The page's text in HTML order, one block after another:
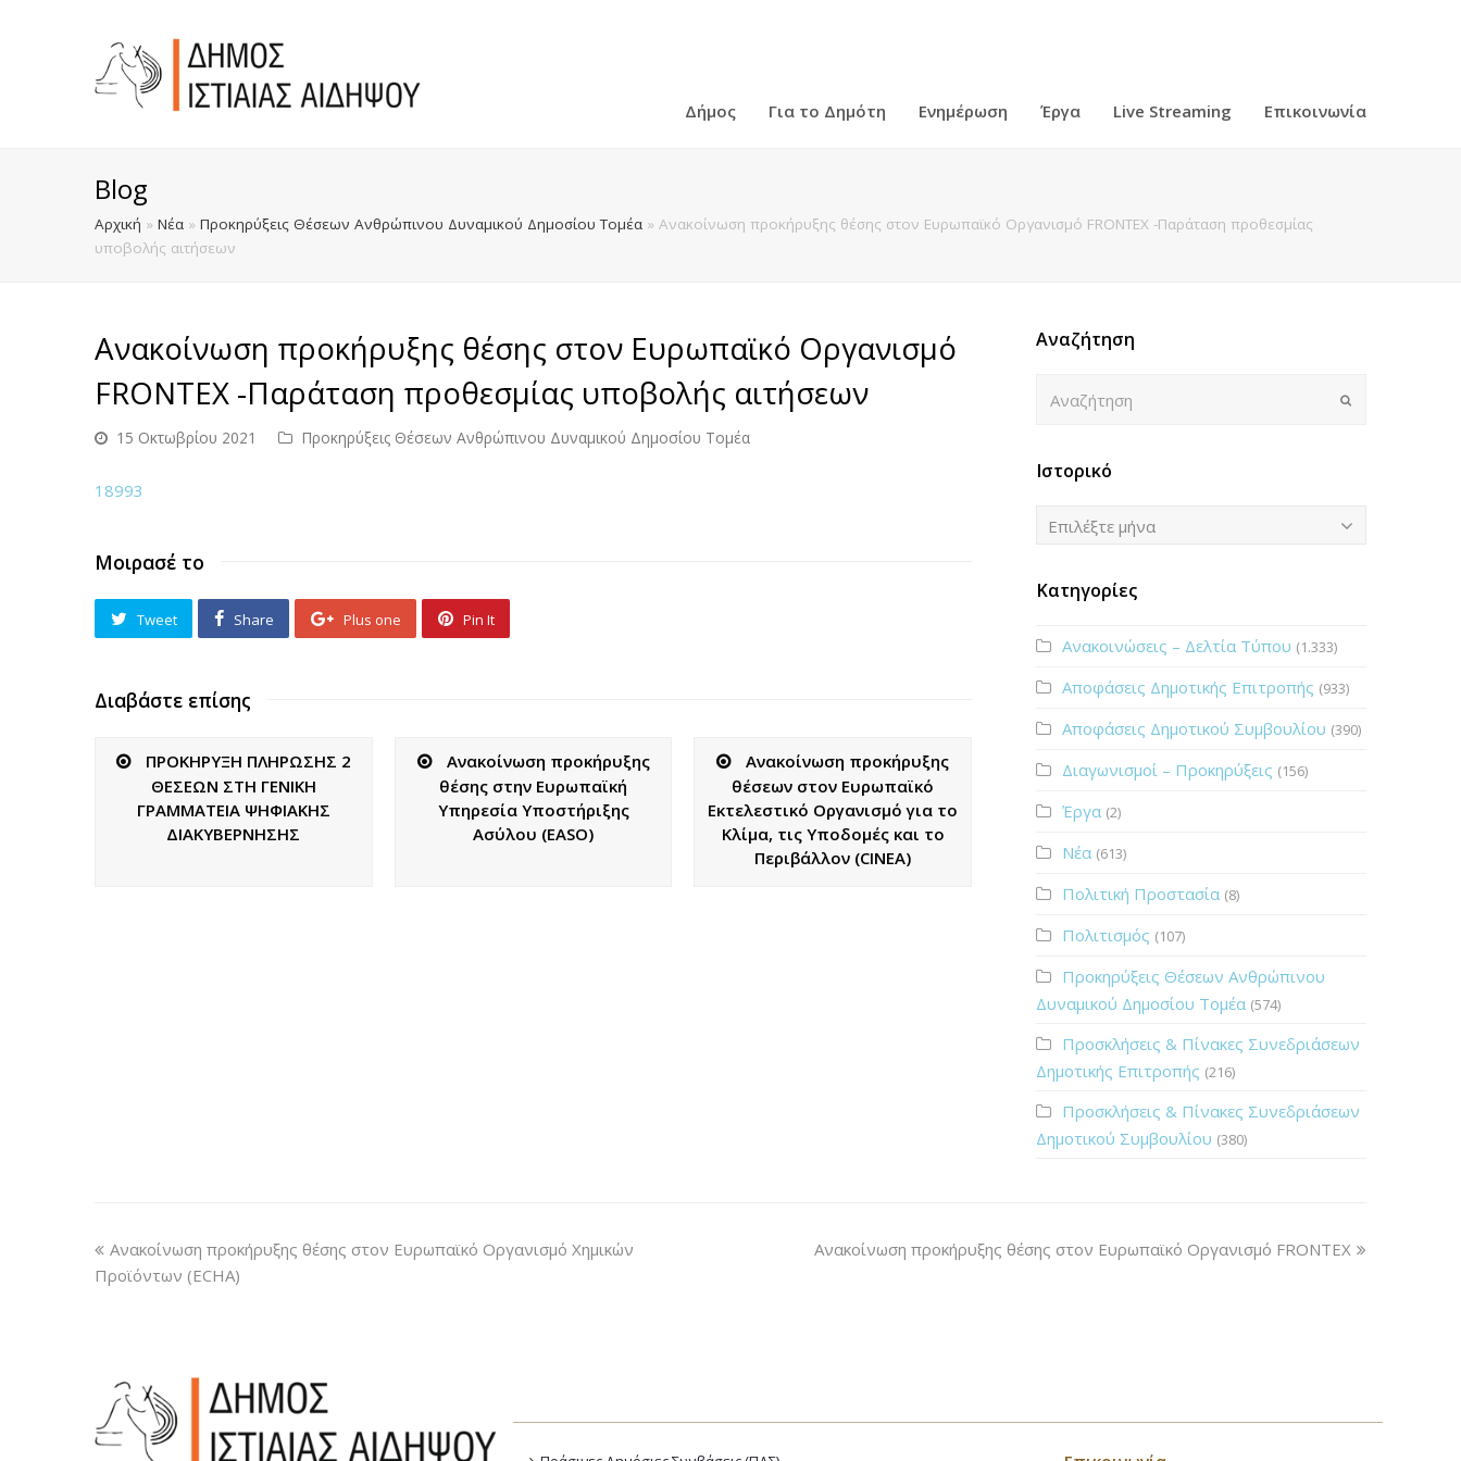
Δήμος Για το Δημότη Ενημέρωση Έργα Live Streaming Επικοινωνία
Blog
Αρχική » Νέα » Προκηρύξεις Θέσεων Ανθρώπινου Δυναμικού Δημοσίου Τομέα » Ανακοίνωση προκήρυξης θέσης στoν Ευρωπαϊκό Οργανισμό FRONTEX -Παράταση προθεσμίας
υποβολής αιτήσεων
Ανακοίνωση προκήρυξης θέσης στoν Ευρωπαϊκό Οργανισμό
FRONTEX -Παράταση προθεσμίας υποβολής αιτήσεων
15 Οκτωβρίου 2021 Προκηρύξεις Θέσεων Ανθρώπινου Δυναμικού Δημοσίου Τομέα
18993
Μοιρασέ το
Tweet Share Plus one Pin It
Διαβάστε επίσης
ΠΡΟΚΗΡΥΞΗ ΠΛΗΡΩΣΗΣ 2
ΘΕΣΕΩΝ ΣΤΗ ΓΕΝΙΚΗ
ΓΡΑΜΜΑΤΕΙΑ ΨΗΦΙΑΚΗΣ
ΔΙΑΚΥΒΕΡΝΗΣΗΣ
Ανακοίνωση προκήρυξης
θέσης στην Ευρωπαϊκή
Υπηρεσία Υποστήριξης
Ασύλου (EASO)
Ανακοίνωση προκήρυξης
θέσεων στον Ευρωπαϊκό
Εκτελεστικό Οργανισμό για το
Κλίμα, τις Υποδομές και το
Περιβάλλον (CINEA)
Αναζήτηση
Ιστορικό
Ιστορικό
Επιλέξτε μήνα
Κατηγορίες
Ανακοινώσεις – Δελτία Τύπου (1.333)
Αποφάσεις Δημοτικής Επιτροπής (933)
Αποφάσεις Δημοτικού Συμβουλίου (390)
Διαγωνισμοί – Προκηρύξεις (156)
Έργα (2)
Νέα (613)
Πολιτική Προστασία (8)
Πολιτισμός (107)
Προκηρύξεις Θέσεων Ανθρώπινου
Δυναμικού Δημοσίου Τομέα (574)
Προσκλήσεις & Πίνακες Συνεδριάσεων
Δημοτικής Επιτροπής (216)
Προσκλήσεις & Πίνακες Συνεδριάσεων
Δημοτικού Συμβουλίου (380)
Ανακοίνωση προκήρυξης θέσης στον Ευρωπαϊκό Οργανισμό Χημικών
Προϊόντων (ECHA)
Ανακοίνωση προκήρυξης θέσης στoν Ευρωπαϊκό Οργανισμό FRONTEX